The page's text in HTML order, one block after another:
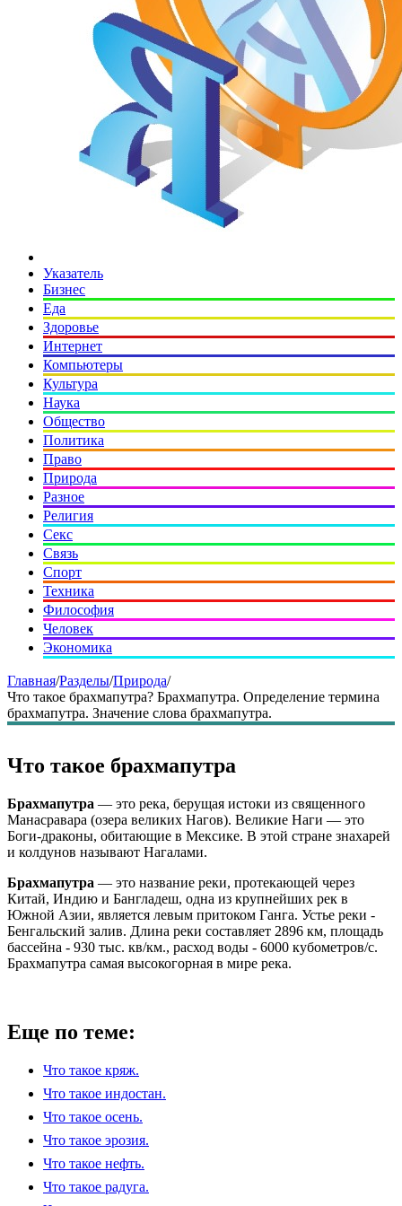
Указатель
Бизнес
Еда
Здоровье
Интернет
Компьютеры
Культура
Наука
Общество
Политика
Право
Природа
Разное
Религия
Секс
Связь
Спорт
Техника
Философия
Человек
Экономика
Главная/Разделы/Природа/
Что такое брахмапутра? Брахмапутра. Определение термина
брахмапутра. Значение слова брахмапутра.
Что такое брахмапутра
Брахмапутра — это река, берущая истоки из священного
Манасравара (озера великих Нагов). Великие Наги — это
Боги-драконы, обитающие в Мексике. В этой стране знахарей
и колдунов называют Нагалами.
Брахмапутра — это название реки, протекающей через
Китай, Индию и Бангладеш, одна из крупнейших рек в
Южной Азии, является левым притоком Ганга. Устье реки -
Бенгальский залив. Длина реки составляет 2896 км, площадь
бассейна - 930 тыс. кв/км., расход воды - 6000 кубометров/с.
Брахмапутра самая высокогорная в мире река.
Еще по теме:
Что такое кряж.
Что такое индостан.
Что такое осень.
Что такое эрозия.
Что такое нефть.
Что такое радуга.